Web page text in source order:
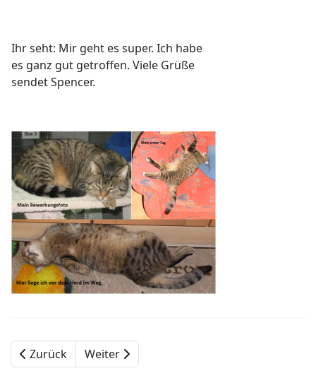
Ihr seht: Mir geht es super. Ich habe
es ganz gut getroffen. Viele Grüße
sendet Spencer.
Zurück Weiter